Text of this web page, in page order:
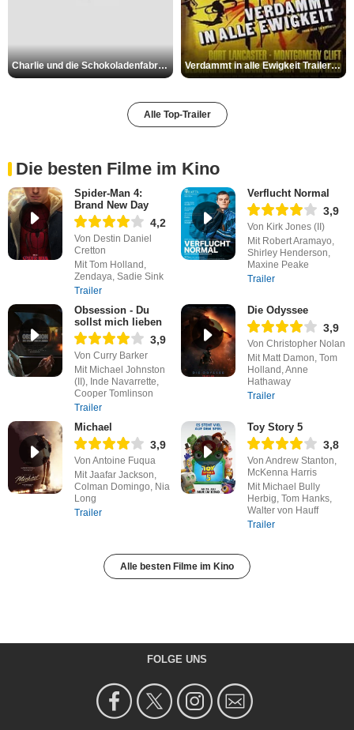
Charlie und die Schokoladenfabrik Trailer OV Verdammt in alle Ewigkeit Trailer OV
Alle Top-Trailer
Die besten Filme im Kino
Spider-Man 4:
Brand New Day
4,2
Von Destin Daniel
Cretton
Mit Tom Holland,
Zendaya, Sadie Sink
Trailer
Verflucht Normal
3,9
Von Kirk Jones (II)
Mit Robert Aramayo,
Shirley Henderson,
Maxine Peake
Trailer
Obsession - Du
sollst mich lieben
3,9
Von Curry Barker
Mit Michael Johnston
(II), Inde Navarrette,
Cooper Tomlinson
Trailer
Die Odyssee
3,9
Von Christopher Nolan
Mit Matt Damon, Tom
Holland, Anne
Hathaway
Trailer
Michael
3,9
Von Antoine Fuqua
Mit Jaafar Jackson,
Colman Domingo, Nia
Long
Trailer
Toy Story 5
3,8
Von Andrew Stanton,
McKenna Harris
Mit Michael Bully
Herbig, Tom Hanks,
Walter von Hauff
Trailer
Alle besten Filme im Kino
FOLGE UNS